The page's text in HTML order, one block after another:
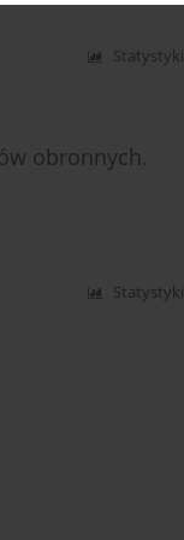
Statystyki
obronnych.
Statystyki